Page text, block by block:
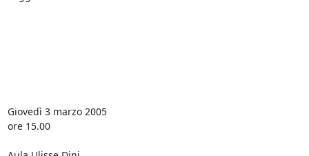
Giovedì 3 marzo 2005
ore 15.00